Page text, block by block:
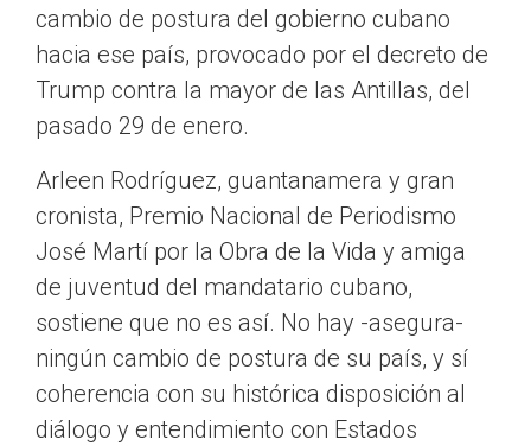
cambio de postura del gobierno cubano
hacia ese país, provocado por el decreto de
Trump contra la mayor de las Antillas, del
pasado 29 de enero.
Arleen Rodríguez, guantanamera y gran
cronista, Premio Nacional de Periodismo
José Martí por la Obra de la Vida y amiga
de juventud del mandatario cubano,
sostiene que no es así. No hay -asegura-
ningún cambio de postura de su país, y sí
coherencia con su histórica disposición al
diálogo y entendimiento con Estados